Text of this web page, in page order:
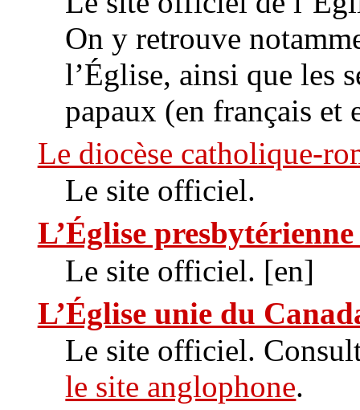
On y retrouve
l’Église, ainsi que les
papaux (en français et
Le diocèse catholique-
Le site officiel.
L’Église
Le site officiel. [en]
L’Église unie du
Le site officiel.
le site anglophone.